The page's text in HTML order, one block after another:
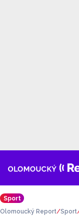
Sport
Olomoucký Report Sport